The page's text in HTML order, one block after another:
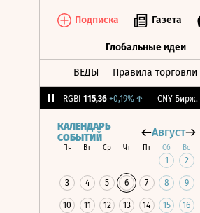
Подписка Газета
Глобальные идеи
ВЕДЫ Правила торговли
RGBI 115,36 +0,19%↑ CNY Бирж. 0
КАЛЕНДАРЬ
СОБЫТИЙ
Август
Пн Вт Ср Чт Пт Сб Вс
1 2
3 4 5 6 7 8 9
10 11 12 13 14 15 16